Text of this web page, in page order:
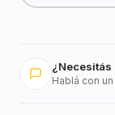
¿Necesitás
Hablá con